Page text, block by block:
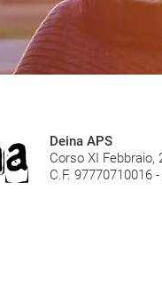
Deina APS
Corso XI Febbraio,
C.F. 97770710016